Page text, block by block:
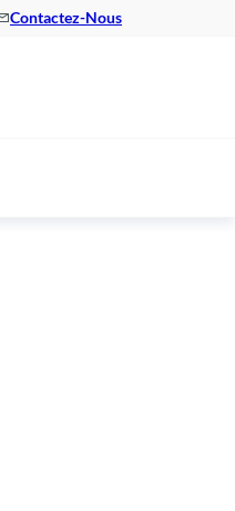
Contactez-Nous